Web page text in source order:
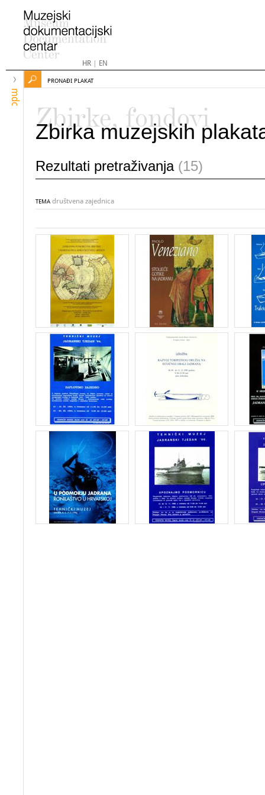
HR| EN
mdc
PRONAĐI PLAKAT
Zbirke, fondovi
Zbirka muzejskih
Rezultati pretraživanja (15)
TEMA društvena zajednica